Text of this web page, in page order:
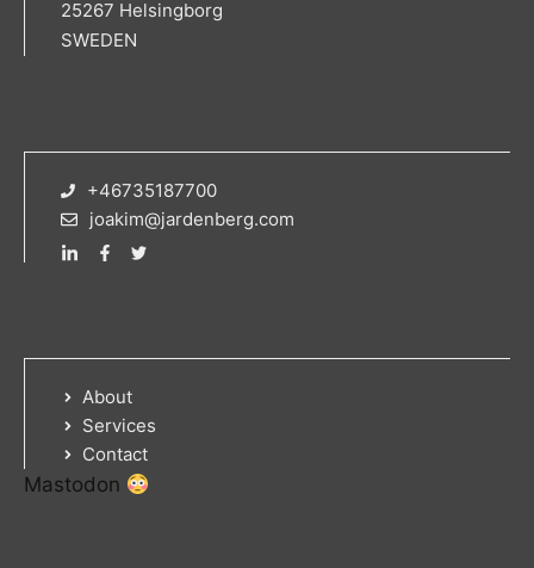
25267 Helsingborg
SWEDEN
+46735187700
joakim@jardenberg.com
About
Services
Contact
Mastodon